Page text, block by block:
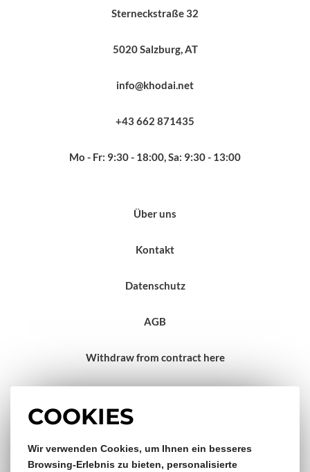
COOKIES
Wir verwenden Cookies, um Ihnen ein besseres
Browsing-Erlebnis zu bieten, personalisierte
Sterneckstraße 32
5020 Salzburg, AT
info@khodai.net
+43 662 871435
Mo - Fr: 9:30 - 18:00, Sa: 9:30 - 13:00
Über uns
Kontakt
Datenschutz
AGB
Withdraw from contract here
Gratis Versand & Rückversand